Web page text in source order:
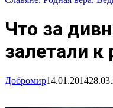
Что за
залетали к
Добромир14.01.2014